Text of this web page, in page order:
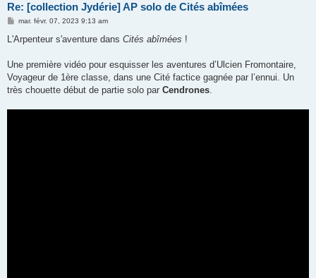
Re: [collection Jydérie] AP solo de Cités abîmées
M
s
g
mar. févr. 07, 2023 9:13 am
L'Arpenteur s'aventure dans Cités abîmées !
Une première vidéo pour esquisser les aventures d’Ulcien Fromontaire,
Voyageur de 1ère classe, dans une Cité factice gagnée par l’ennui. Un
très chouette début de partie solo par Cendrones